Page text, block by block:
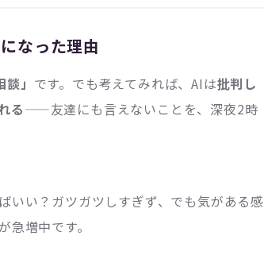
なった理由
談」 です。でも考えてみれば、AIは批判し
る——友達にも言えないことを、深夜2時
いい？ガツガツしすぎず、でも気がある感
増中です。